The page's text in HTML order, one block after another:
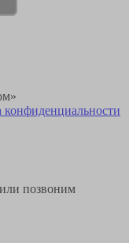
позвоним